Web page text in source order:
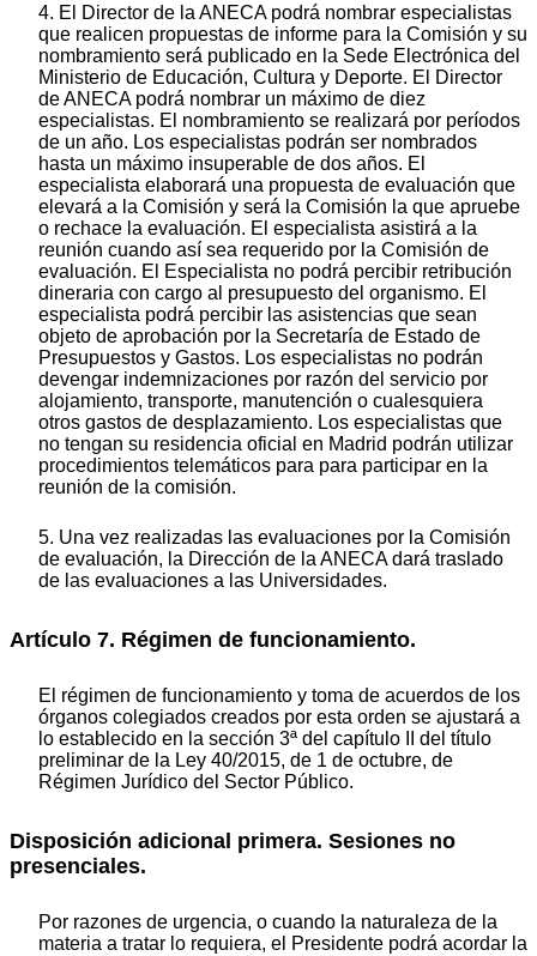
4. El Director de la ANECA podrá nombrar especialistas
que realicen propuestas de informe para la Comisión y su
nombramiento será publicado en la Sede Electrónica del
Ministerio de Educación, Cultura y Deporte. El Director
de ANECA podrá nombrar un máximo de diez
especialistas. El nombramiento se realizará por períodos
de un año. Los especialistas podrán ser nombrados
hasta un máximo insuperable de dos años. El
especialista elaborará una propuesta de evaluación que
elevará a la Comisión y será la Comisión la que apruebe
o rechace la evaluación. El especialista asistirá a la
reunión cuando así sea requerido por la Comisión de
evaluación. El Especialista no podrá percibir retribución
dineraria con cargo al presupuesto del organismo. El
especialista podrá percibir las asistencias que sean
objeto de aprobación por la Secretaría de Estado de
Presupuestos y Gastos. Los especialistas no podrán
devengar indemnizaciones por razón del servicio por
alojamiento, transporte, manutención o cualesquiera
otros gastos de desplazamiento. Los especialistas que
no tengan su residencia oficial en Madrid podrán utilizar
procedimientos telemáticos para para participar en la
reunión de la comisión.
5. Una vez realizadas las evaluaciones por la Comisión
de evaluación, la Dirección de la ANECA dará traslado
de las evaluaciones a las Universidades.
Artículo 7. Régimen de funcionamiento.
El régimen de funcionamiento y toma de acuerdos de los
órganos colegiados creados por esta orden se ajustará a
lo establecido en la sección 3ª del capítulo II del título
preliminar de la Ley 40/2015, de 1 de octubre, de
Régimen Jurídico del Sector Público.
Disposición adicional primera. Sesiones no
presenciales.
Por razones de urgencia, o cuando la naturaleza de la
materia a tratar lo requiera, el Presidente podrá acordar la